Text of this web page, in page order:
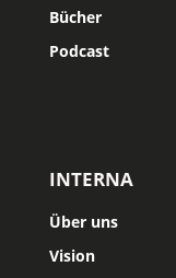
Bücher
Podcast
INTERNA
Über uns
Vision